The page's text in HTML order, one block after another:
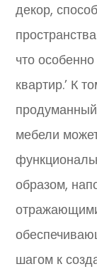
декор,
что
квартир.’ К
мебели
образом,
шагом к